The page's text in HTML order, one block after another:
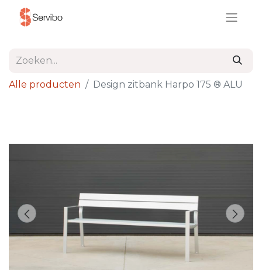
Alle producten Design zitbank Harpo 175 ® ALU